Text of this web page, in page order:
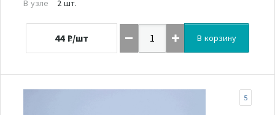
В узле
2 шт.
44 ₽/шт В корзину
5